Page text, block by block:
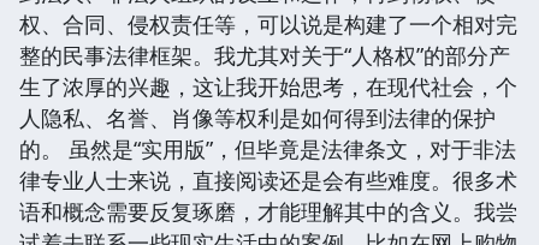
权、合同、侵权责任等，可以说是构建了一个相对完
整的民事法律框架。我尤其对关于“人格权”的部分产
生了浓厚的兴趣，这让我开始思考，在现代社会，个
人隐私、名誉、肖像等权利是如何得到法律的保护
的。 虽然是“实用版”，但毕竟是法律条文，对于非法
律专业人士来说，直接阅读还是会有些难度。很多术
语和概念需要反复琢磨，才能理解其中的含义。我尝